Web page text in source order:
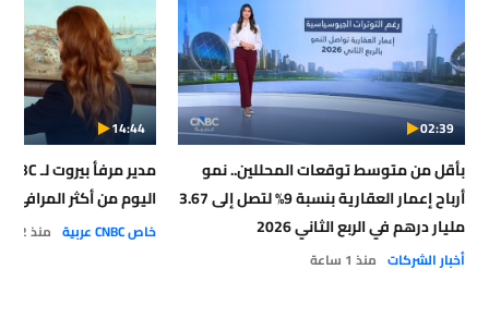
02:39
بأقل من متوسط توقعات المحللين.. نمو
أرباح إعمار العقارية بنسبة 9% لتصل إلى 3.67
مليار درهم في الربع الثاني 2026
أخبار الشركات منذ 1 ساعة
14:44
اليوم من أكثر المرافئ
خاص CNBC عربية منذ 2 ساعة